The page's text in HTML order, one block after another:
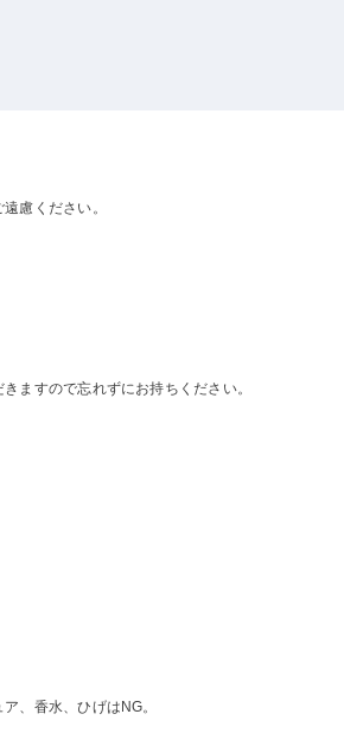
慮ください。
ますので忘れずにお持ちください。
、香水、ひげはNG。